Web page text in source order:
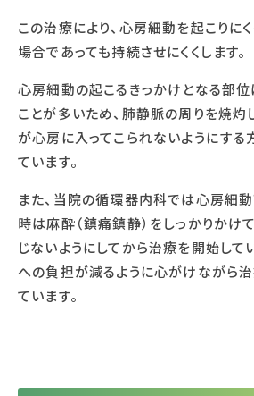
この治療により、心房細動を起こりにく
場合であっても持続させにくくします。
心房細動の起こるきっかけとなる部位
ことが多いため、肺静脈の周りを焼灼
が心房に入ってこられないようにする
ています。
また、当院の循環器内科では心房細動
時は麻酔（鎮痛鎮静）をしっかりかけ
じないようにしてから治療を開始して
への負担が減るように心がけながら
ています。